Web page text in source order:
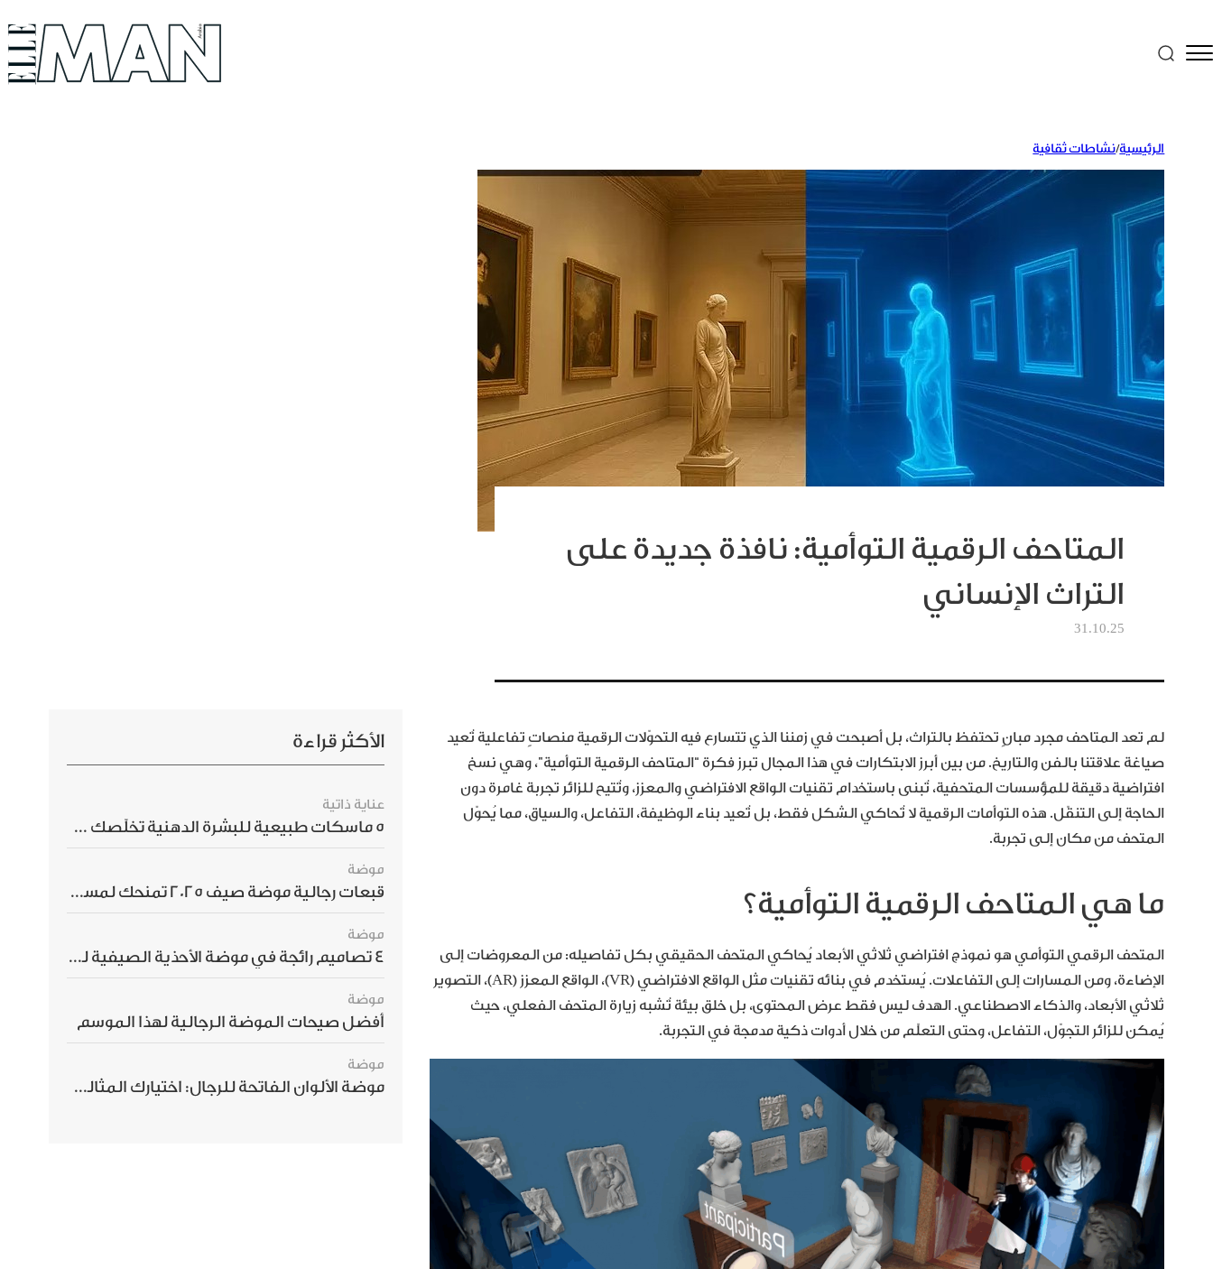
الرئيسية/نشاطات ثقافية
المتاحف الرقمية التوأمية: نافذة جديدة على
التراث الإنساني
31.10.25
لم تعد المتاحف مجرد مبانٍ تحتفظ بالتراث، بل أصبحت في زمننا الذي تتسارع فيه التحوّلات الرقمية منصاتٍ تفاعلية تُعيد
صياغة علاقتنا بالفن والتاريخ. من بين أبرز الابتكارات في هذا المجال تبرز فكرة “المتاحف الرقمية التوأمية”، وهي نسخ
افتراضية دقيقة للمؤسسات المتحفية، تُبنى باستخدام تقنيات الواقع الافتراضي والمعزز، وتُتيح للزائر تجربة غامرة دون
الحاجة إلى التنقّل. هذه التوأمات الرقمية لا تُحاكي الشكل فقط، بل تُعيد بناء الوظيفة، التفاعل، والسياق، مما يُحوّل
المتحف من مكان إلى تجربة.
ما هي المتاحف الرقمية التوأمية؟
المتحف الرقمي التوأمي هو نموذج افتراضي ثلاثي الأبعاد يُحاكي المتحف الحقيقي بكل تفاصيله: من المعروضات إلى
الإضاءة، ومن المسارات إلى التفاعلات. يُستخدم في بنائه تقنيات مثل الواقع الافتراضي (VR)، الواقع المعزز (AR)، التصوير
ثلاثي الأبعاد، والذكاء الاصطناعي. الهدف ليس فقط عرض المحتوى، بل خلق بيئة تُشبه زيارة المتحف الفعلي، حيث
يُمكن للزائر التجوّل، التفاعل، وحتى التعلّم من خلال أدوات ذكية مدمجة في التجربة.
الأكثر قراءة
عناية ذاتية
5 ماسكات طبيعية للبشرة الدهنية تخلّصك من الحبوب بسرعة
موضة
قبعات رجالية موضة صيف 2025 تمنحك لمسة أناقة استثنائية
موضة
4 تصاميم رائجة في موضة الأحذية الصيفية للرجال هذا الموسم
موضة
أفضل صيحات الموضة الرجالية لهذا الموسم
موضة
موضة الألوان الفاتحة للرجال: اختيارك المثالي لإطلالة صيفية مبهرة